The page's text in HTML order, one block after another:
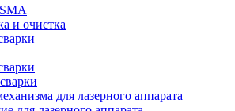
и очистка
для лазерного аппарата